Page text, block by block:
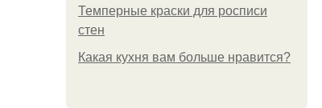
Темперные краски для росписи
стен
Какая кухня вам больше нравится?